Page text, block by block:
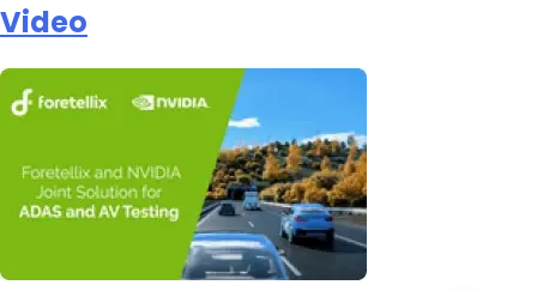
Video
欢迎订阅我们的新闻邮件